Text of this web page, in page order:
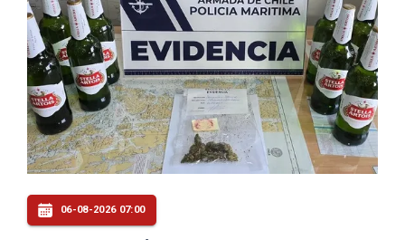
06-08-2026 07:00